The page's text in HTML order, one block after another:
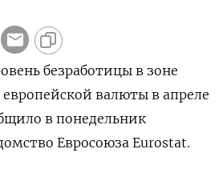
‌безработицы в ​зоне
⁠валюты ‌в апреле
‌в понедельник
Евросоюза Eurostat.